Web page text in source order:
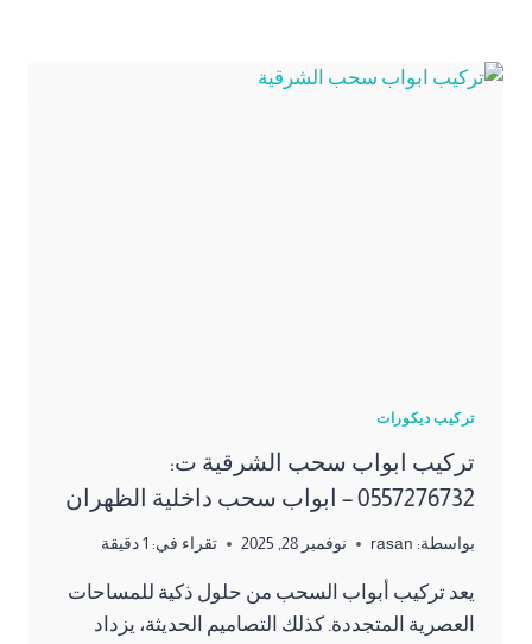
تركيب ديكورات
تركيب ابواب سحب الشرقية ت:
0557276732 – ابواب سحب داخلية الظهران
بواسطة: rasan نوفمبر 28, 2025 تقراء في: دقيقة
يعد تركيب أبواب السحب من حلول ذكية للمساحات
العصرية المتجددة. كذلك التصاميم الحديثة، يزداد